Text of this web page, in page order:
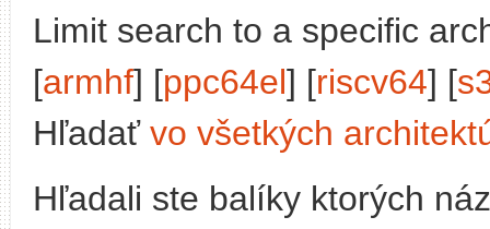
Limit search to a specific
[armhf] [ppc64el] [riscv64] [
Hľadať vo všetkých
Hľadali ste balíky ktorých